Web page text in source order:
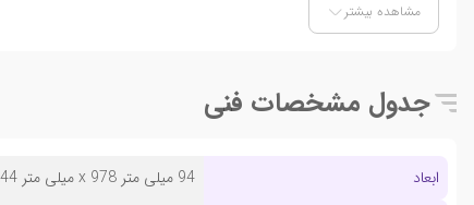
مشاهده بیشتر
جدول مشخصات فنی
ابعاد
94 میلی متر x 978 میلی متر x 244 میلی متر